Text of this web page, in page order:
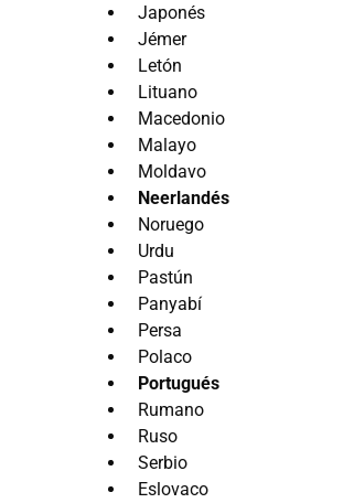
Japonés
Jémer
Letón
Lituano
Macedonio
Malayo
Moldavo
Neerlandés
Noruego
Urdu
Pastún
Panyabí
Persa
Polaco
Portugués
Rumano
Ruso
Serbio
Eslovaco